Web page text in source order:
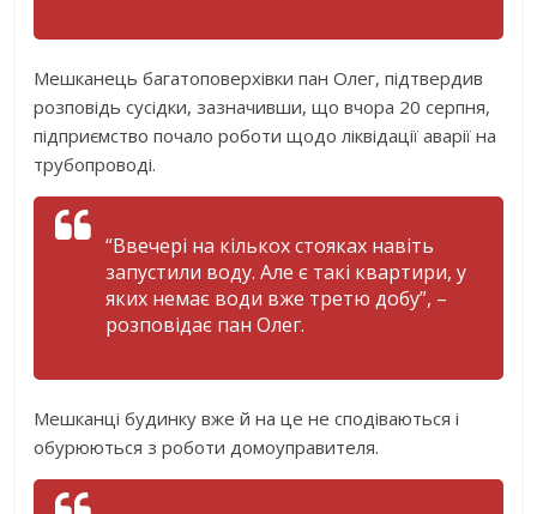
Мешканець багатоповерхівки пан Олег, підтвердив
розповідь сусідки, зазначивши, що вчора 20 серпня,
підприємство почало роботи щодо ліквідації аварії на
трубопроводі.
“Ввечері на кількох стояках навіть
запустили воду. Але є такі квартири, у
яких немає води вже третю добу”, –
розповідає пан Олег.
Мешканці будинку вже й на це не сподіваються і
обурюються з роботи домоуправителя.